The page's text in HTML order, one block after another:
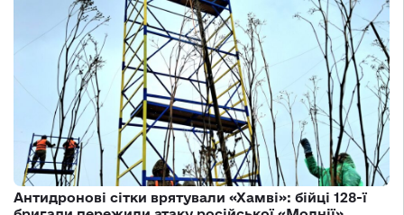
Антидронові сітки врятували «Хамві»: бійці 128-ї